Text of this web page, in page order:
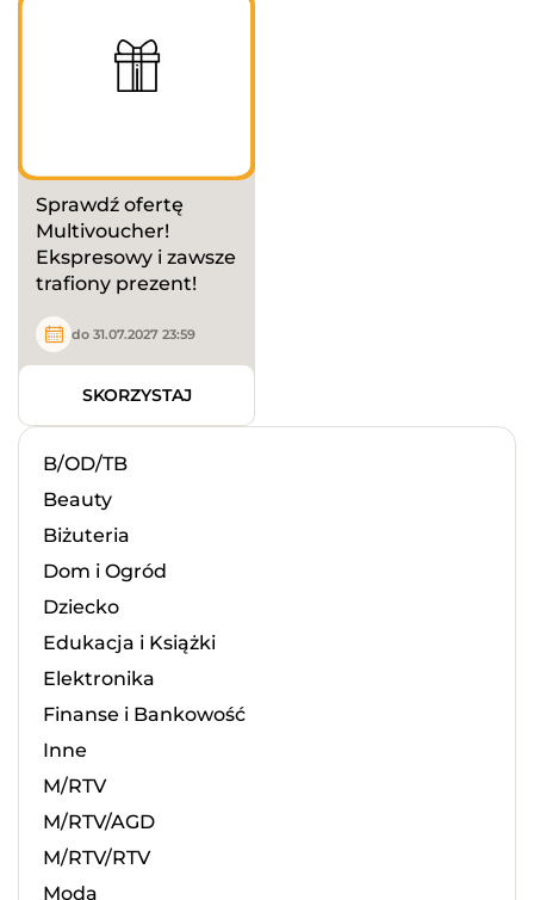
Sprawdź ofertę
Multivoucher!
Ekspresowy i zawsze
trafiony prezent!
do 31.07.2027 23:59
SKORZYSTAJ
B/OD/TB
Beauty
Biżuteria
Dom i Ogród
Dziecko
Edukacja i Książki
Elektronika
Finanse i Bankowość
Inne
M/RTV
M/RTV/AGD
M/RTV/RTV
Moda